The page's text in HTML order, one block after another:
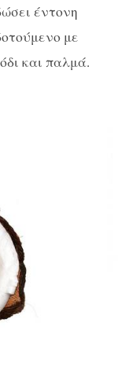
έντονη
με
και παλμά.